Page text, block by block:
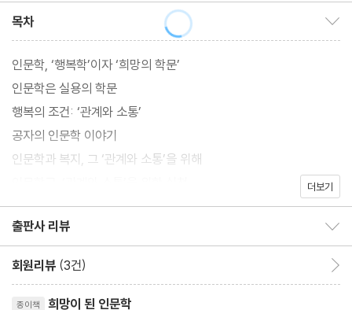
이 책 ??희망이 된 인문학??은 “왜 인문학을 공부하
목차
인문학, ‘행복학’이자 ‘희망의 학문’
인문학은 실용의 학문
행복의 조건: ‘관계와 소통’
공자의 인문학 이야기
인문학과 복지, 그 ‘관계와 소통’을 위해
더보기
출판사 리뷰
회원리뷰 (3건)
종이책 희망이 된 인문학